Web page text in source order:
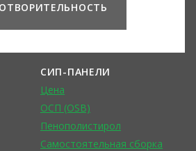
СИП-ПАНЕЛИ
Цена
ОСП (OSB)
Пенополистирол
Самостоятельная сборка